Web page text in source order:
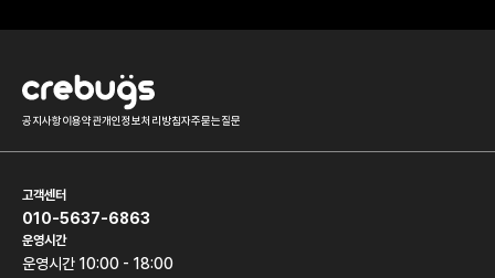
공지사항이용약관개인정보처리방침자주묻는질문
고객센터
010-5637-6863
운영시간
운영시간 10:00 - 18:00